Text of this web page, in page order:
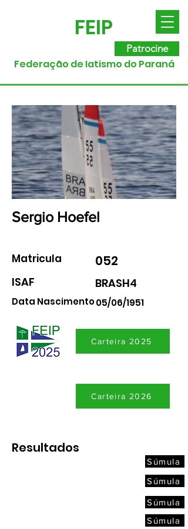
FEIP
Patrocine
Federação de Iatismo do Paraná
Sergio Hoefel
Matricula 052
ISAF BRASH4
Data Nascimento05/06/1951
Carteira 2025
Carteira 2026
Resultados
Súmula
Súmula
Súmula
Súmula